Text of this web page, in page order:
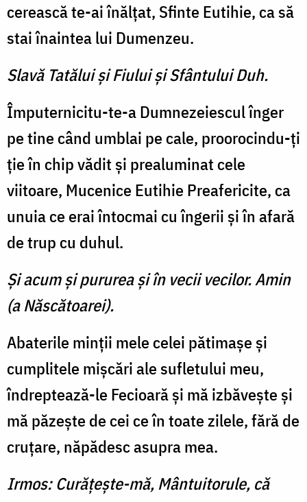
cerească te-ai înălţat, Sfinte Eutihie, ca să
stai înaintea lui Dumenzeu.
Slavă Tatălui şi Fiului şi Sfântului Duh.
Împuternicitu-te-a Dumnezeiescul înger
pe tine când umblai pe cale, proorocindu-ţi
ţie în chip vădit şi prealuminat cele
viitoare, Mucenice Eutihie Preafericite, ca
unuia ce erai întocmai cu îngerii şi în afară
de trup cu duhul.
Şi acum şi pururea şi în vecii vecilor. Amin
(a Născătoarei).
Abaterile minţii mele celei pătimaşe şi
cumplitele mişcări ale sufletului meu,
îndreptează-le Fecioară şi mă izbăveşte şi
mă păzeşte de cei ce în toate zilele, fără de
cruţare, năpădesc asupra mea.
Irmos: Curăţeşte-mă, Mântuitorule, că